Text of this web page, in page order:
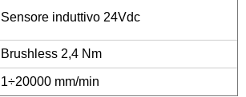
Sensore induttivo 24Vdc
Brushless 2,4 Nm
1÷20000 mm/min